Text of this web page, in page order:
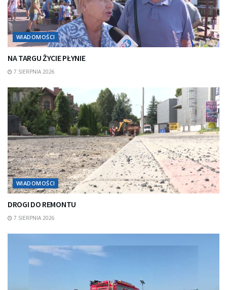
WIADOMOŚCI
NA TARGU ŻYCIE PŁYNIE
7 SIERPNIA 2026
WIADOMOŚCI
DROGI DO REMONTU
7 SIERPNIA 2026